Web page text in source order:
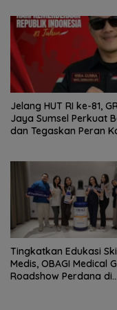
Jelang HUT RI ke-81,
Jaya Sumsel Perkuat
dan Tegaskan Peran
Tingkatkan Edukasi
Medis, OBAGI Medical
Roadshow Perdana di